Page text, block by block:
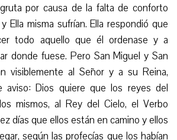
por causa de la falta de conforto
Ella misma sufrían. Ella respondió que
todo aquello que él ordenase y a
donde fuese. Pero San Miguel y San
visiblemente al Señor y a su Reina,
aviso: Dios quiere que los reyes del
mismos, al Rey del Cielo, el Verbo
días que ellos están en camino y ellos
según las profecías que los habían